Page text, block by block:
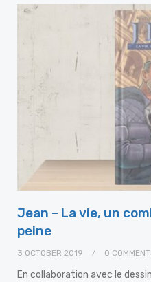
Jean – La vie, un
peine
3 OCTOBER 2019 0
En collaboration avec le